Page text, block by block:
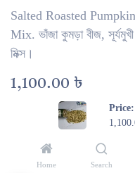
Price:
Home Search
Salted Roasted
Mix. ভাঁজা কুমড়া বীজ,
মিক্স।
1,100.00 ৳
Select Weight
1 kg 500 gm